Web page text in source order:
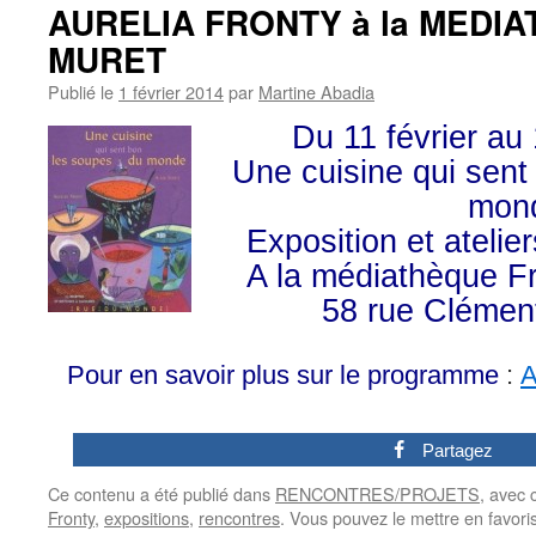
AURELIA FRONTY à la
MURET
Publié le 1 février 2014par Martine Abadia
Du 11 février au
Une cuisine qui
Exposition et
A la médiathèque
58 rue
Pour en savoir plus sur le programme :
Partagez
Ce contenu a été publié dans RENCONTRES/PROJETS, avec
Fronty, expositions, rencontres. Vous pouvez le mettre en